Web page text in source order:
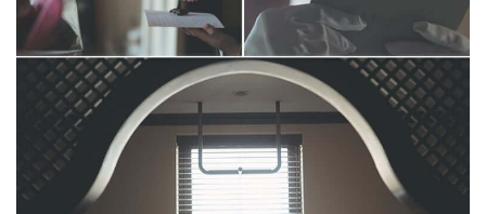
フロアガイド
ギャラリー
アクセス
紹介キャンペーン
採用情報